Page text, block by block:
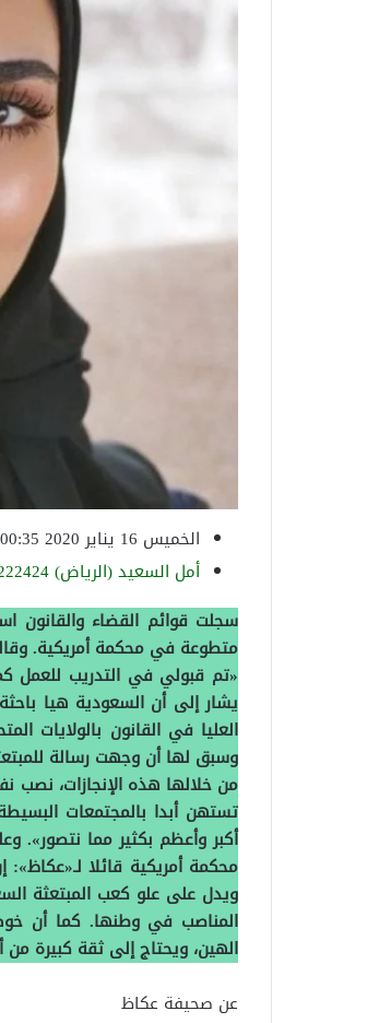
الخميس 16 يناير 2020 00:35
أمل السعيد (الرياض) amal222424
سجلت قوائم القضاء
متطوعة في محكمة أمريكية.
يشار إلى أن السعودية هيا
العليا في القانون بالولايات
وسبق لها أن وجهت رسالة
من خلالها هذه الإنجازات، نصب
تستهن أبدا بالمجتمعات
أكبر وأعظم بكثير مما
محكمة أمريكية قائلا
ويدل على علو كعب المبتعثة
المناصب في وطنها. كما أن
الهين، ويحتاج إلى ثقة كبيرة
عن صحيفة عكاظ